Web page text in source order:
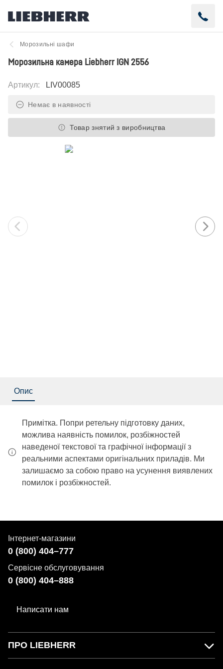
Морозильні шафи
Морозильна камера Liebherr IGN 2556
Артикул: LIV00085
Немає в наявності
Товар знятий з виробництва
Опис
Примітка. Попри ретельну підготовку даних,
можлива наявність помилок, розбіжностей
наведеної текстової та графічної інформації з
реальними аспектами оригінальних приладів. Ми
залишаємо за собою право на усунення виявлених
помилок і розбіжностей.
Інтернет-магазини
0 (800) 404–777
Сервісне обслуговування
0 (800) 404–888
Написати нам
ПРО LIEBHERR